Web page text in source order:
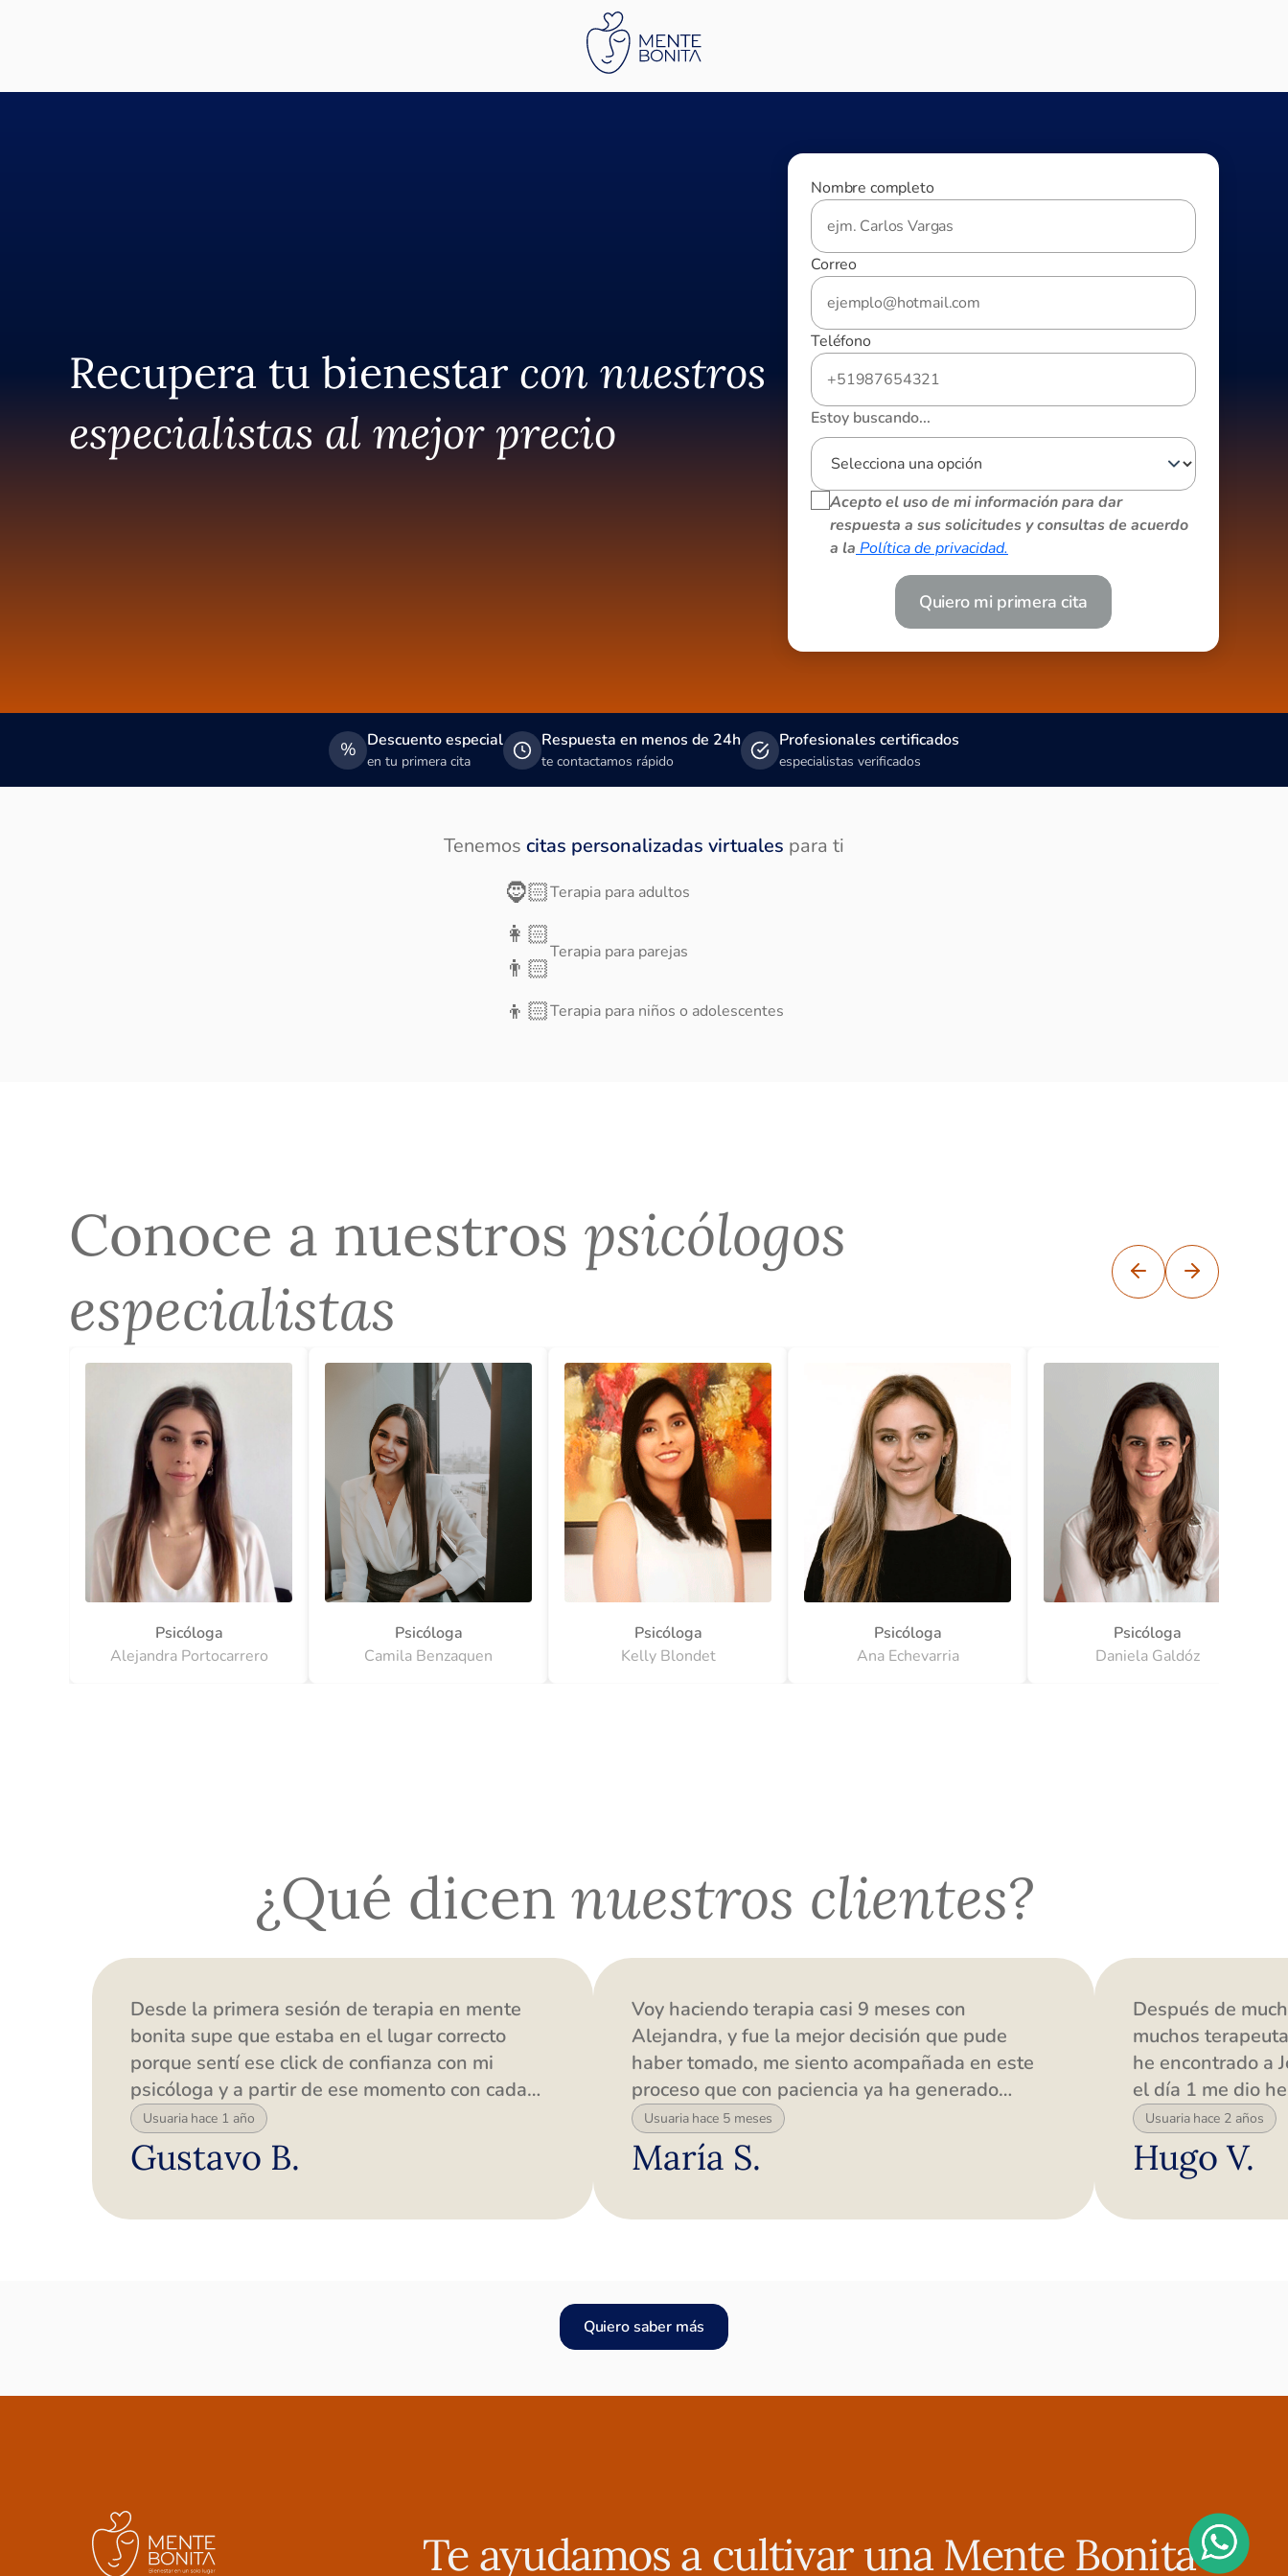
Recupera tu bienestar con nuestros
especialistas al mejor precio
Nombre completo
Correo
Teléfono
Estoy buscando...
Acepto el uso de mi información para dar
respuesta a sus solicitudes y consultas de acuerdo
a la Política de privacidad.
Quiero mi primera cita
% Descuento especial
en tu primera cita
Respuesta en menos de 24h
te contactamos rápido
Profesionales certificados
especialistas verificados
Tenemos citas personalizadas virtuales para ti
🧔🏻Terapia para adultos
👩🏻
👨🏻
Terapia para parejas
👦🏻Terapia para niños o adolescentes
Conoce a nuestros psicólogos
especialistas
Psicóloga
Alejandra Portocarrero
Psicóloga
Camila Benzaquen
Psicóloga
Kelly Blondet
Psicóloga
Ana Echevarria
Psicóloga
Daniela Galdóz
¿Qué dicen nuestros clientes?
Desde la primera sesión de terapia en mente
bonita supe que estaba en el lugar correcto
porque sentí ese click de confianza con mi
psicóloga y a partir de ese momento con cada
sesión que pasaba todo fue fluyendo de
excelente manera al punto en el que la hora de
sesión me quedaba pequeña pero al mismo
mismo y la psicóloga está dispuesta a ayudarte
Usuaria hace 1 año
Gustavo B.
Voy haciendo terapia casi 9 meses con
Alejandra, y fue la mejor decisión que pude
haber tomado, me siento acompañada en este
proceso que con paciencia ya ha generado
muchas mejoras en mi vida.
Usuaria hace 5 meses
María S.
Después de
muchos
he encontrado a
el día 1 me dio
combatir mi
luego de una
de todo corazón
Usuaria hace 2 años
Hugo V.
Quiero saber más
Te ayudamos a cultivar una Mente Bonita